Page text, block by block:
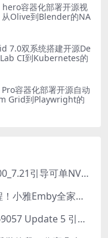
容器化部署开源视
从Olive到Blender的NA
7.0双系统搭建开源De
CI到Kubernetes的
容器化部署开源自动
Grid到Playwright的
黑群晖DSM7.21的引导(SA6400_7.21引导可单NVME安装系统）
家庭影院 篇三：2024最新教程！小雅Emby全家桶又是什么？它和小雅AList又有什么区别？
【6月27日】群晖DSM 7.2.1-69057 Update 5 引导【附半洗白序列号】